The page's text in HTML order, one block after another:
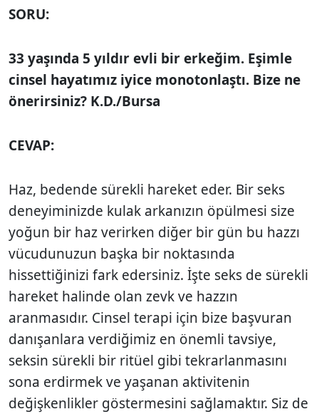
SORU:
33 yaşında 5 yıldır evli bir erkeğim. Eşimle
cinsel hayatımız iyice monotonlaştı. Bize ne
önerirsiniz? K.D./Bursa
CEVAP:
Haz, bedende sürekli hareket eder. Bir seks
deneyiminizde kulak arkanızın öpülmesi size
yoğun bir haz verirken diğer bir gün bu hazzı
vücudunuzun başka bir noktasında
hissettiğinizi fark edersiniz. İşte seks de sürekli
hareket halinde olan zevk ve hazzın
aranmasıdır. Cinsel terapi için bize başvuran
danışanlara verdiğimiz en önemli tavsiye,
seksin sürekli bir ritüel gibi tekrarlanmasını
sona erdirmek ve yaşanan aktivitenin
değişkenlikler göstermesini sağlamaktır. Siz de